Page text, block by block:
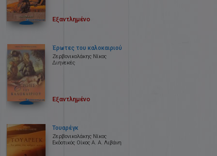
Εξαντλημένο
Έρωτες του καλοκαιριού
Ζερβονικολάκης Νίκος
Διηνεκές
Εξαντλημένο
Τουαρέγκ
Ζερβονικολάκης Νίκος
Εκδοτικός Οίκος Α. Α. Λιβάνη